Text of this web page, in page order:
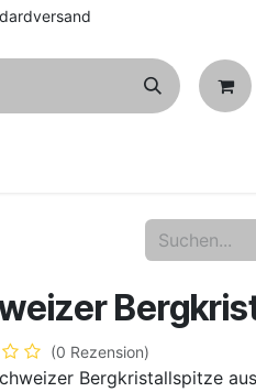
(0 Rezension)
Bergkristallspitze